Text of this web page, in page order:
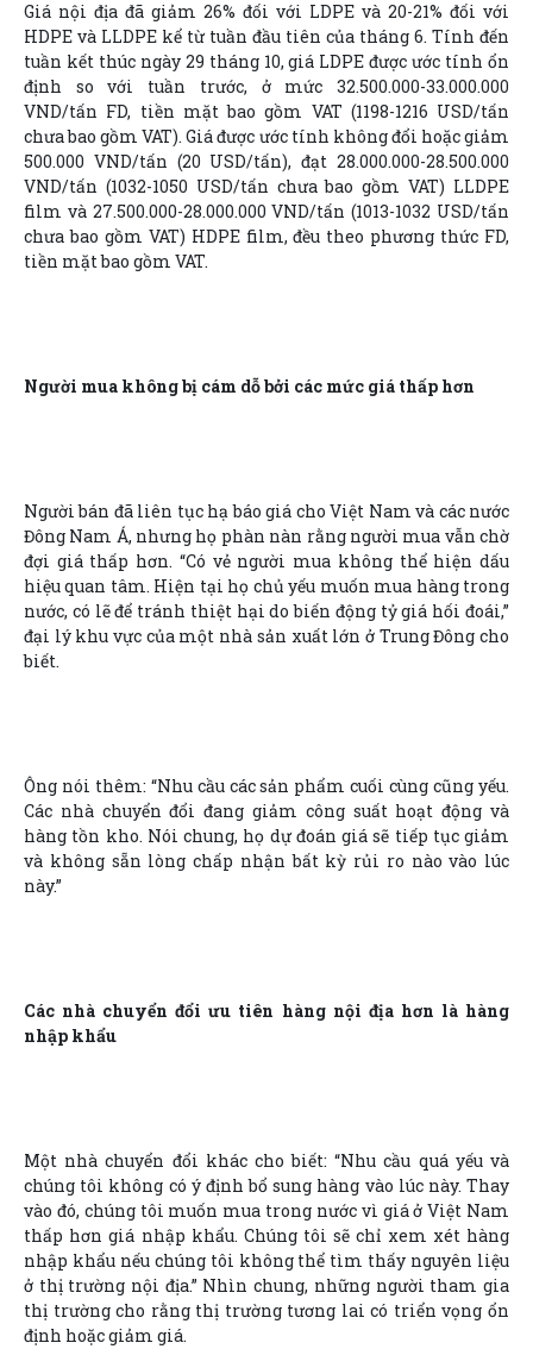
Giá nội địa đã giảm 26% đối với LDPE và 20-21% đối với
HDPE và LLDPE kể từ tuần đầu tiên của tháng 6. Tính đến
tuần kết thúc ngày 29 tháng 10, giá LDPE được ước tính ổn
định so với tuần trước, ở mức 32.500.000-33.000.000
VND/tấn FD, tiền mặt bao gồm VAT (1198-1216 USD/tấn
chưa bao gồm VAT). Giá được ước tính không đổi hoặc giảm
500.000 VND/tấn (20 USD/tấn), đạt 28.000.000-28.500.000
VND/tấn (1032-1050 USD/tấn chưa bao gồm VAT) LLDPE
film và 27.500.000-28.000.000 VND/tấn (1013-1032 USD/tấn
chưa bao gồm VAT) HDPE film, đều theo phương thức FD,
tiền mặt bao gồm VAT.
Người mua không bị cám dỗ bởi các mức giá thấp hơn
Người bán đã liên tục hạ báo giá cho Việt Nam và các nước
Đông Nam Á, nhưng họ phàn nàn rằng người mua vẫn chờ
đợi giá thấp hơn. “Có vẻ người mua không thể hiện dấu
hiệu quan tâm. Hiện tại họ chủ yếu muốn mua hàng trong
nước, có lẽ để tránh thiệt hại do biến động tỷ giá hối đoái,”
đại lý khu vực của một nhà sản xuất lớn ở Trung Đông cho
biết.
Ông nói thêm: “Nhu cầu các sản phẩm cuối cùng cũng yếu.
Các nhà chuyển đổi đang giảm công suất hoạt động và
hàng tồn kho. Nói chung, họ dự đoán giá sẽ tiếp tục giảm
và không sẵn lòng chấp nhận bất kỳ rủi ro nào vào lúc
này.”
Các nhà chuyển đổi ưu tiên hàng nội địa hơn là hàng
nhập khẩu
Một nhà chuyển đổi khác cho biết: “Nhu cầu quá yếu và
chúng tôi không có ý định bổ sung hàng vào lúc này. Thay
vào đó, chúng tôi muốn mua trong nước vì giá ở Việt Nam
thấp hơn giá nhập khẩu. Chúng tôi sẽ chỉ xem xét hàng
nhập khẩu nếu chúng tôi không thể tìm thấy nguyên liệu
ở thị trường nội địa.” Nhìn chung, những người tham gia
thị trường cho rằng thị trường tương lai có triển vọng ổn
định hoặc giảm giá.